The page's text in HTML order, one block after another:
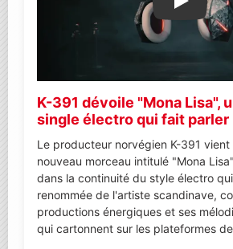
Lire la
K-391 dévoile "Mona Lisa",
single électro qui fait parler
Le producteur norvégien K-391 vient
nouveau morceau intitulé "Mona
dans la continuité du style électro
renommée de l'artiste scandinave,
productions énergiques et ses
qui cartonnent sur les plateformes